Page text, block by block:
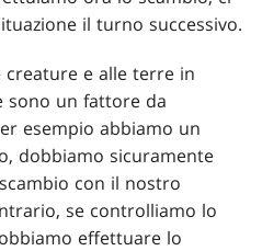
il turno successivo.
e alle terre in
sono un fattore da
esempio abbiamo un
dobbiamo sicuramente
con il nostro
se controlliamo lo
effettuare lo